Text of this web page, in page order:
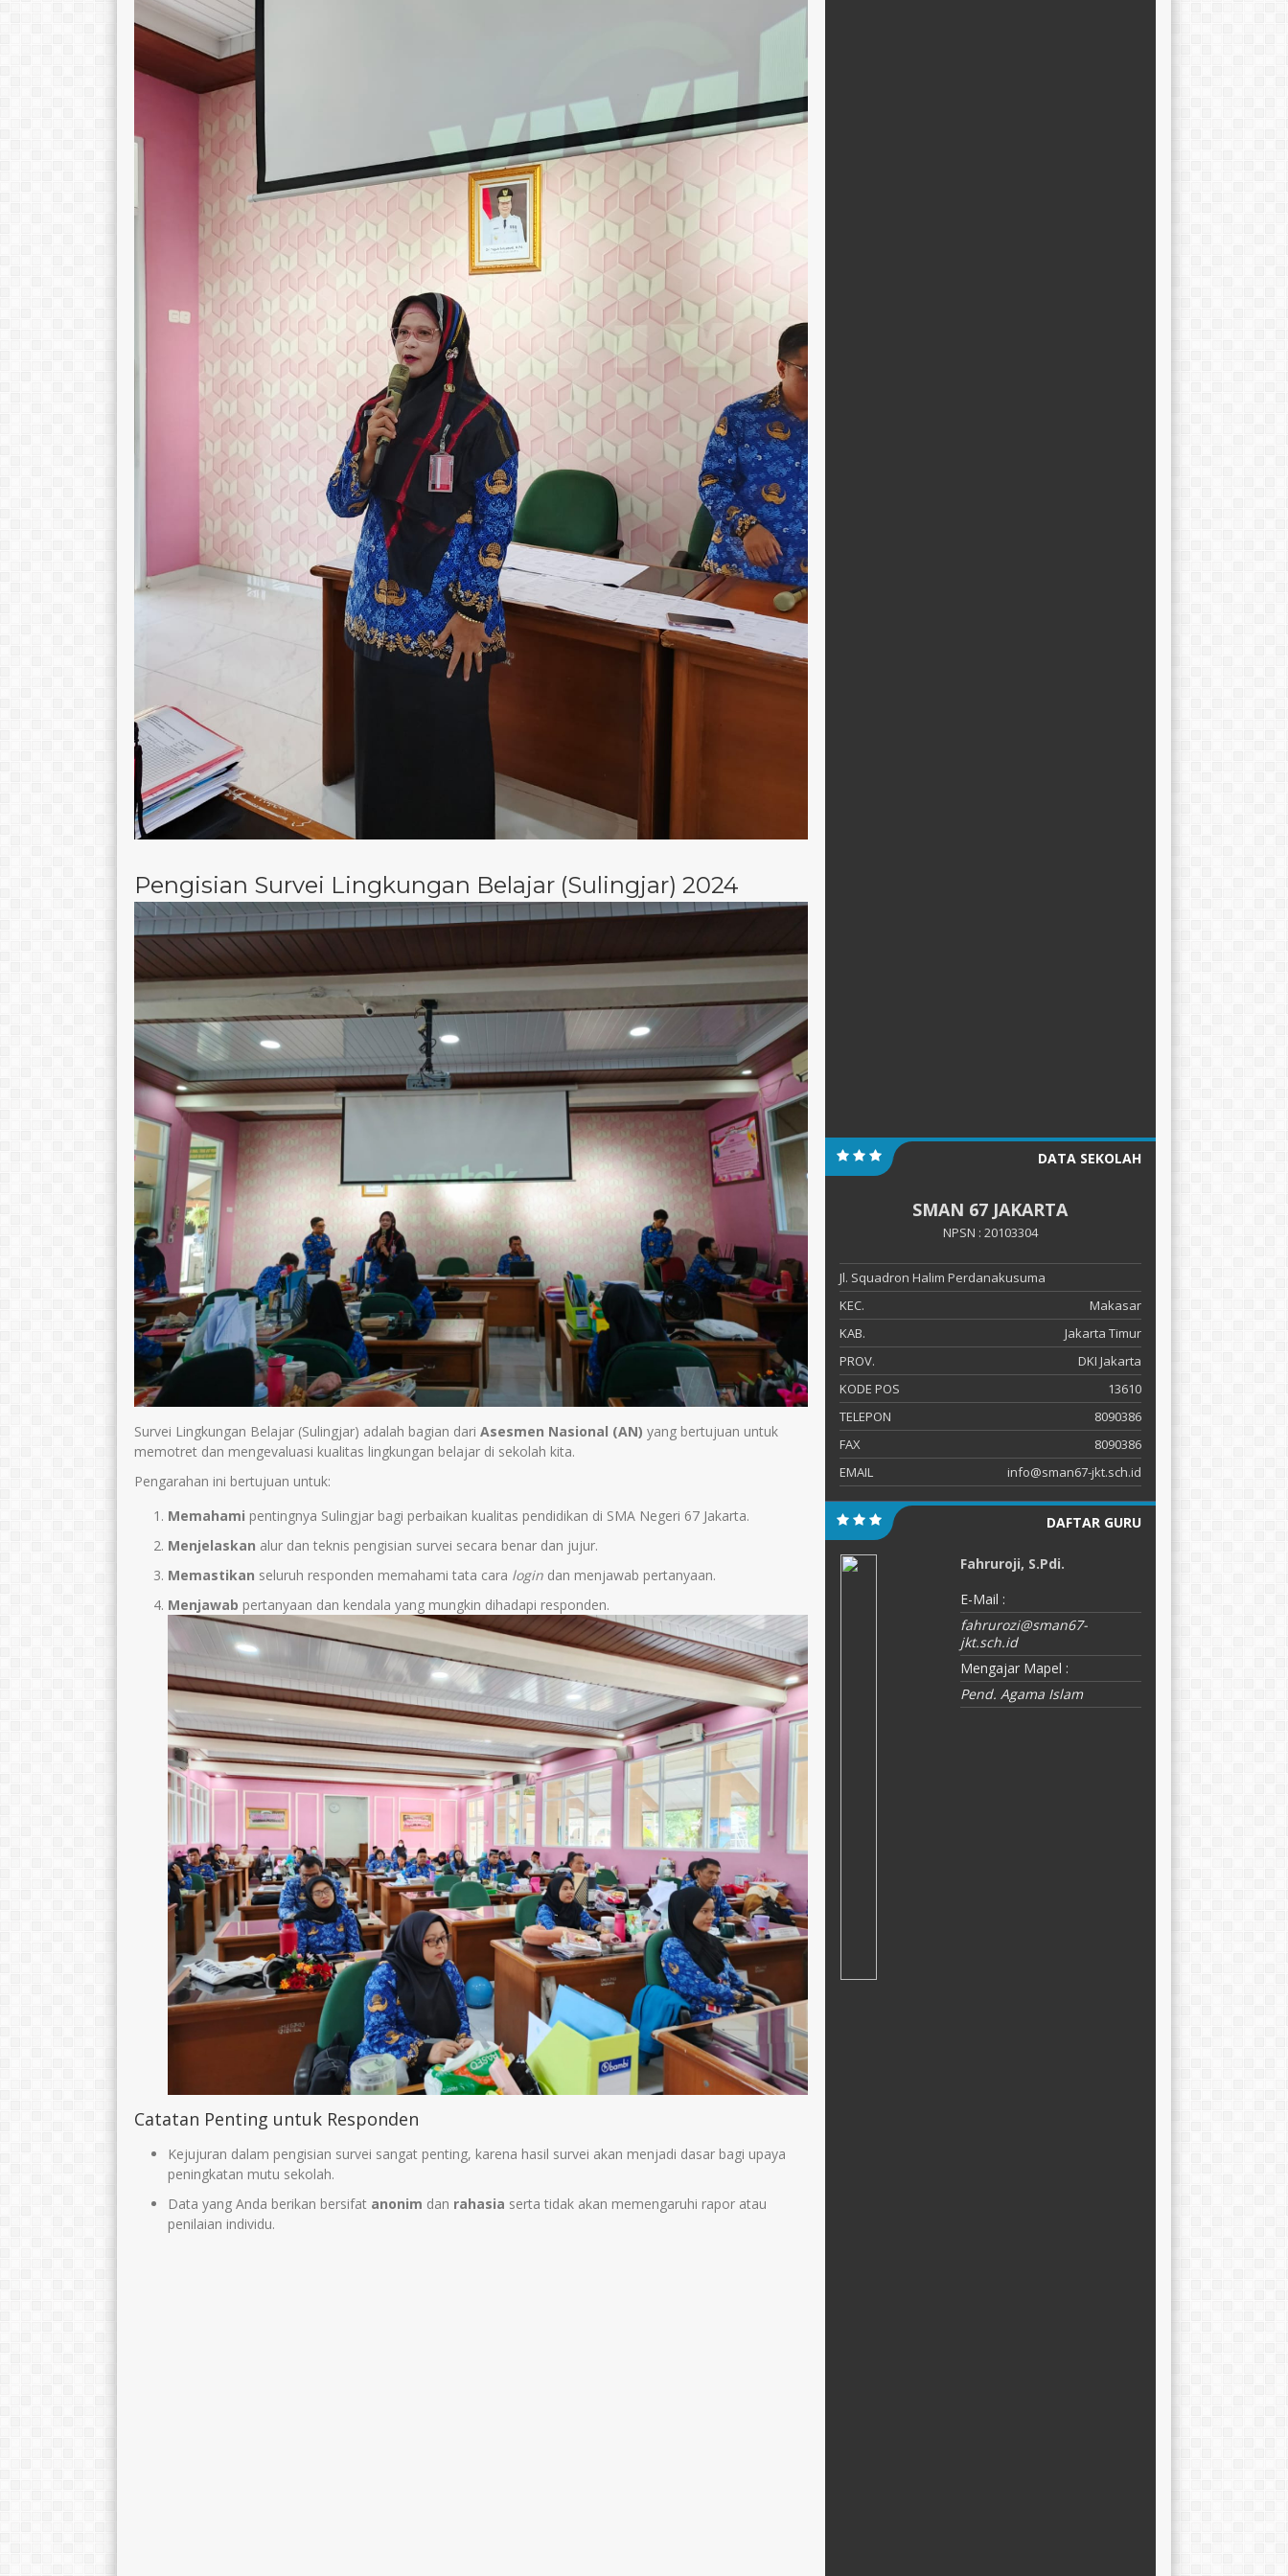
Pengisian Survei Lingkungan Belajar (Sulingjar) 2024
Survei Lingkungan Belajar (Sulingjar) adalah bagian dari Asesmen Nasional (AN) yang bertujuan untuk
memotret dan mengevaluasi kualitas lingkungan belajar di sekolah kita.
Pengarahan ini bertujuan untuk:
Memahami pentingnya Sulingjar bagi perbaikan kualitas pendidikan di SMA Negeri 67 Jakarta.
Menjelaskan alur dan teknis pengisian survei secara benar dan jujur.
Memastikan seluruh responden memahami tata cara login dan menjawab pertanyaan.
Menjawab pertanyaan dan kendala yang mungkin dihadapi responden.
Catatan Penting untuk Responden
Kejujuran dalam pengisian survei sangat penting, karena hasil survei akan menjadi dasar bagi upaya
peningkatan mutu sekolah.
Data yang Anda berikan bersifat anonim dan rahasia serta tidak akan memengaruhi rapor atau
penilaian individu.
DATA SEKOLAH
SMAN 67 JAKARTA
NPSN : 20103304
Jl. Squadron Halim Perdanakusuma
KEC.
Makasar
KAB.
Jakarta Timur
PROV.
DKI Jakarta
KODE POS
13610
TELEPON
8090386
FAX
8090386
EMAIL
info@sman67-jkt.sch.id
DAFTAR GURU
anotohariman67@gmail.com
E-Mail :
een.88shs@gmail.com
Mengajar Mapel :
Bahasa Inggris
Mengajar Mapel :
Fahruroji, S.Pdi.
E-Mail :
fahrurozi@sman67-
jkt.sch.id
Mengajar Mapel :
Pend. Agama Islam